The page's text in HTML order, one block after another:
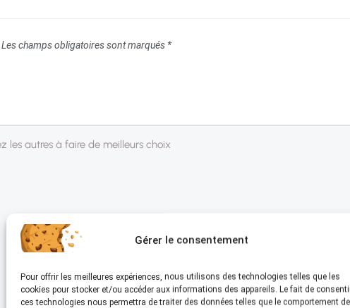
Gérer le consentement
Pour offrir les meilleures expériences, nous utilisons des technologies telles que les
cookies pour stocker et/ou accéder aux informations des appareils. Le fait de
ces technologies nous permettra de traiter des données telles que le comportement de
Les champs obligatoires sont marqués *